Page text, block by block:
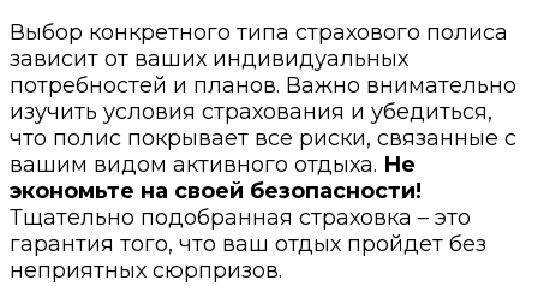
Выбор конкретного типа страхового полиса
зависит от ваших индивидуальных
потребностей и планов. Важно внимательно
изучить условия страхования и убедиться,
что полис покрывает все риски, связанные с
вашим видом активного отдыха. Не
экономьте на своей безопасности!
Тщательно подобранная страховка – это
гарантия того, что ваш отдых пройдет без
неприятных сюрпризов.